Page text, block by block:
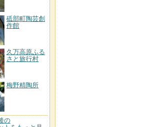
砥部町陶芸創
作館
久万高原ふる
さと旅行村
梅野精陶所
の